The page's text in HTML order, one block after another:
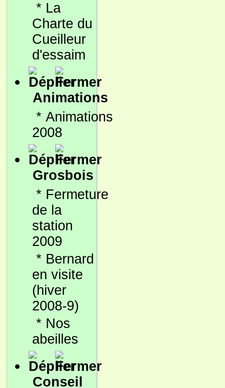
* La
Charte du
Cueilleur
d'essaim
Animations
* Animations
2008
Grosbois
* Fermeture
de la
station
2009
* Bernard
en visite
(hiver
2008-9)
* Nos
abeilles
Conseil